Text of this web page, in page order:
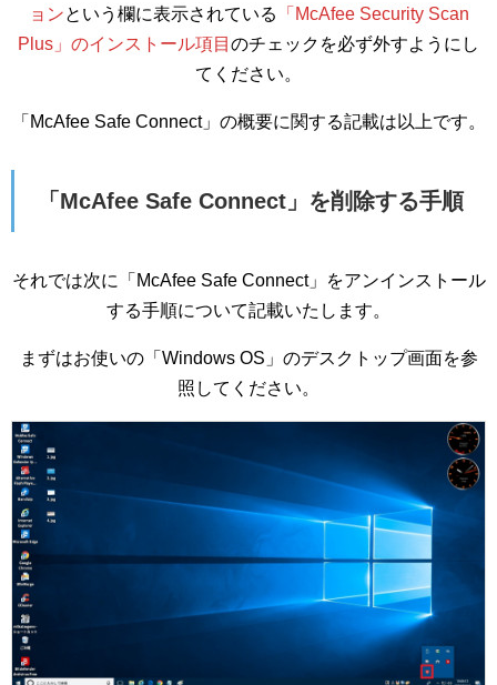
ョンという欄に表示されている 「McAfee Security Scan
Plus」のインストール項目 のチェックを必ず外すようにし
てください。
「McAfee Safe Connect」の概要に関する記載は以上です。
「McAfee Safe Connect」を削除する手順
それでは次に「McAfee Safe Connect」をアンインストール
する手順について記載いたします。
まずはお使いの「Windows OS」のデスクトップ画面を参
照してください。